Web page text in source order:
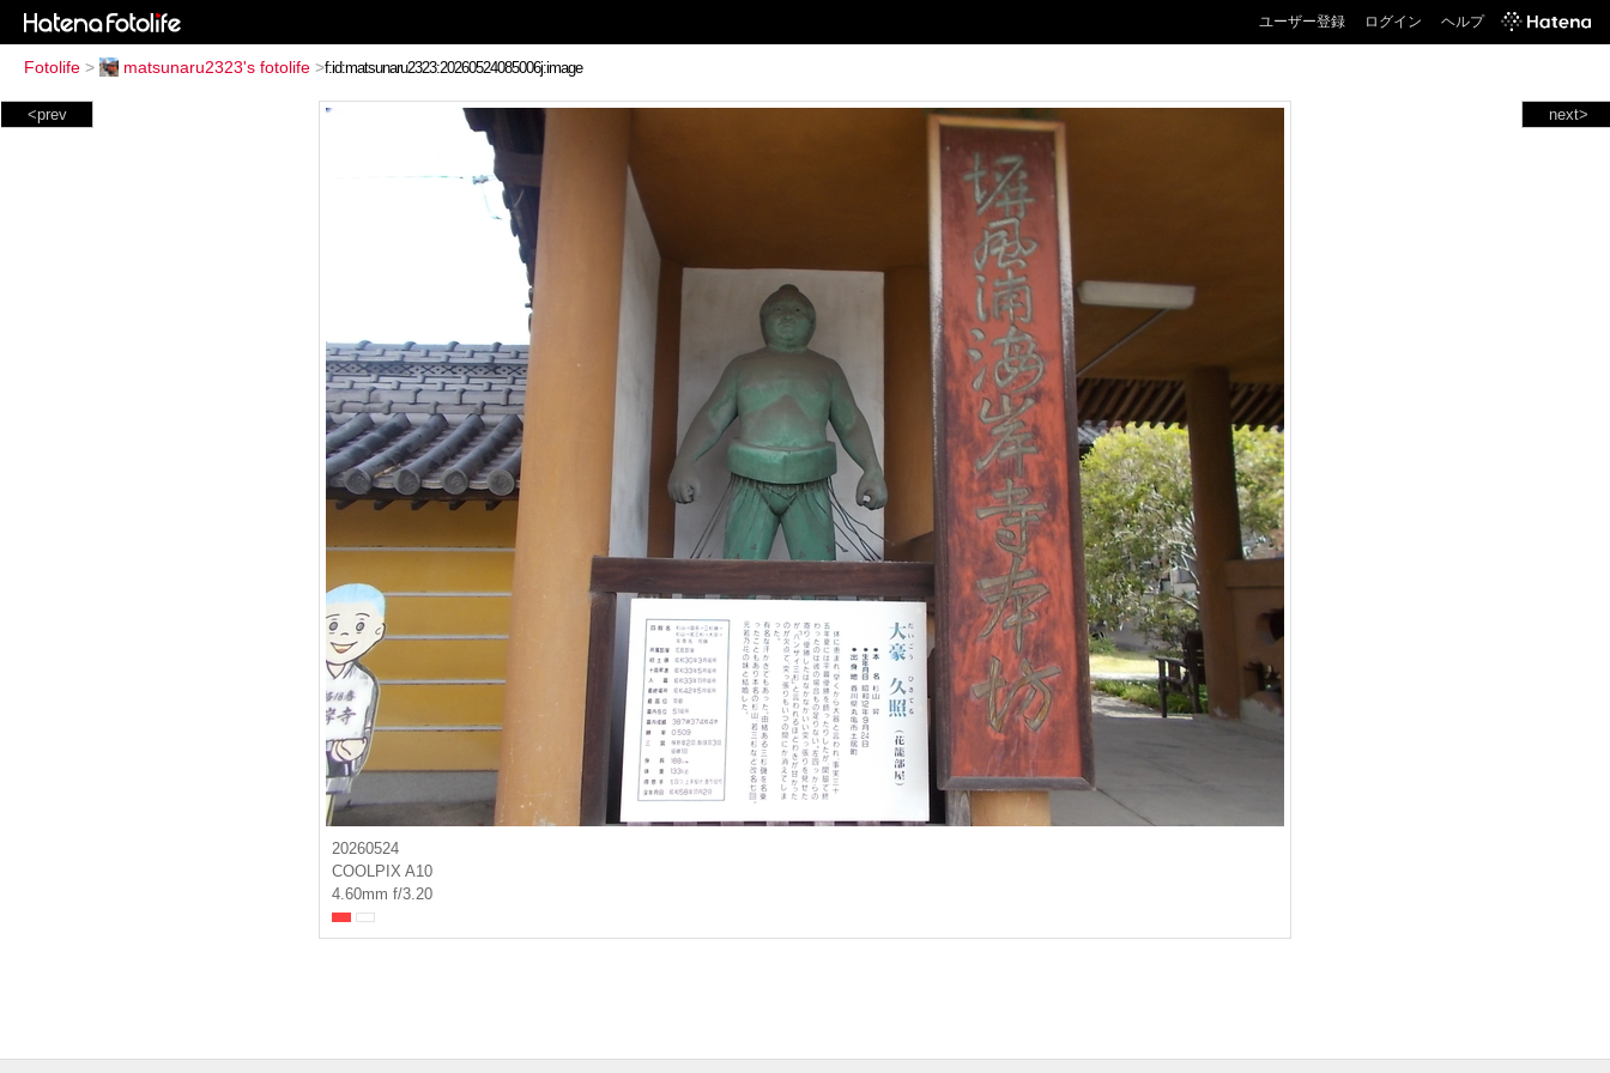
ユーザー登録 ログイン ヘルプ
Fotolife > matsunaru2323's fotolife >
next>
<prev
20260524
COOLPIX A10
4.60mm f/3.20